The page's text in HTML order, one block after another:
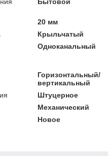
20 мм
Крыльчатый
Одноканальный
Горизонтальный/
вертикальный
Штуцерное
Механический
Новое